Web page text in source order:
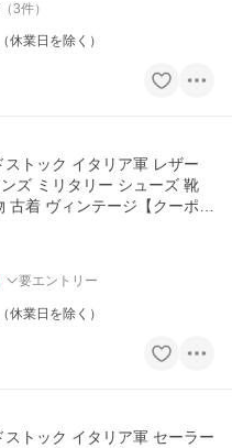
（3件）
休業日を除く）
トック イタリア軍 レザー
ズ ミリタリー シューズ 靴
古着 ヴィンテージ【クーポン
要エントリー
休業日を除く）
トック イタリア軍 セーラー